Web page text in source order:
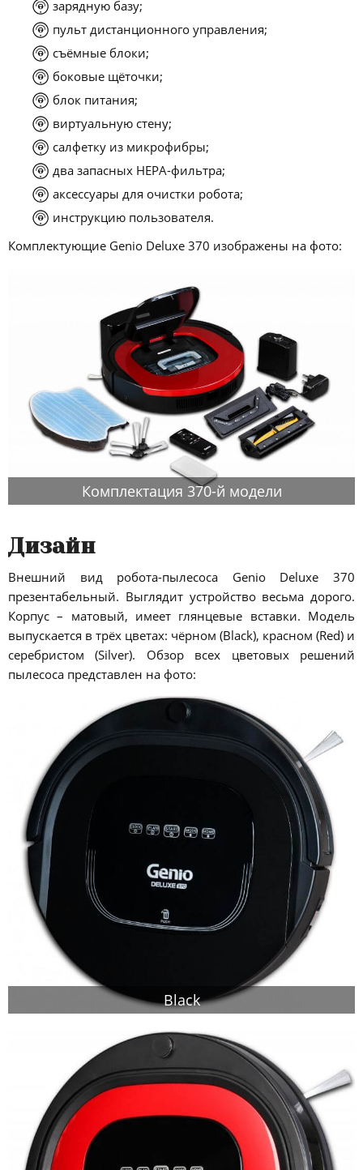
зарядную базу;
пульт дистанционного управления;
съёмные блоки;
боковые щёточки;
блок питания;
виртуальную стену;
салфетку из микрофибры;
два запасных НЕРА-фильтра;
аксессуары для очистки робота;
инструкцию пользователя.
Комплектующие Genio Deluxe 370 изображены на фото:
Комплектация 370-й модели
Дизайн
Внешний вид робота-пылесоса Genio Deluxe 370
презентабельный. Выглядит устройство весьма дорого.
Корпус – матовый, имеет глянцевые вставки. Модель
выпускается в трёх цветах: чёрном (Black), красном (Red) и
серебристом (Silver). Обзор всех цветовых решений
пылесоса представлен на фото:
Black